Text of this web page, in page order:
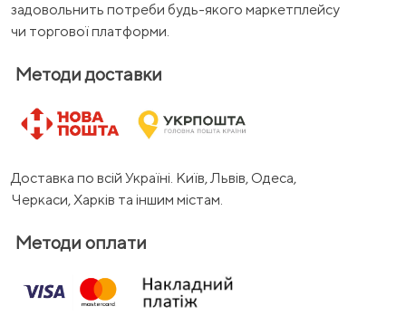
задовольнить потреби будь-якого маркетплейсу
чи торгової платформи.
Методи доставки
Доставка по всій Україні. Київ, Львів, Одеса,
Черкаси, Харків та іншим містам.
Методи оплати